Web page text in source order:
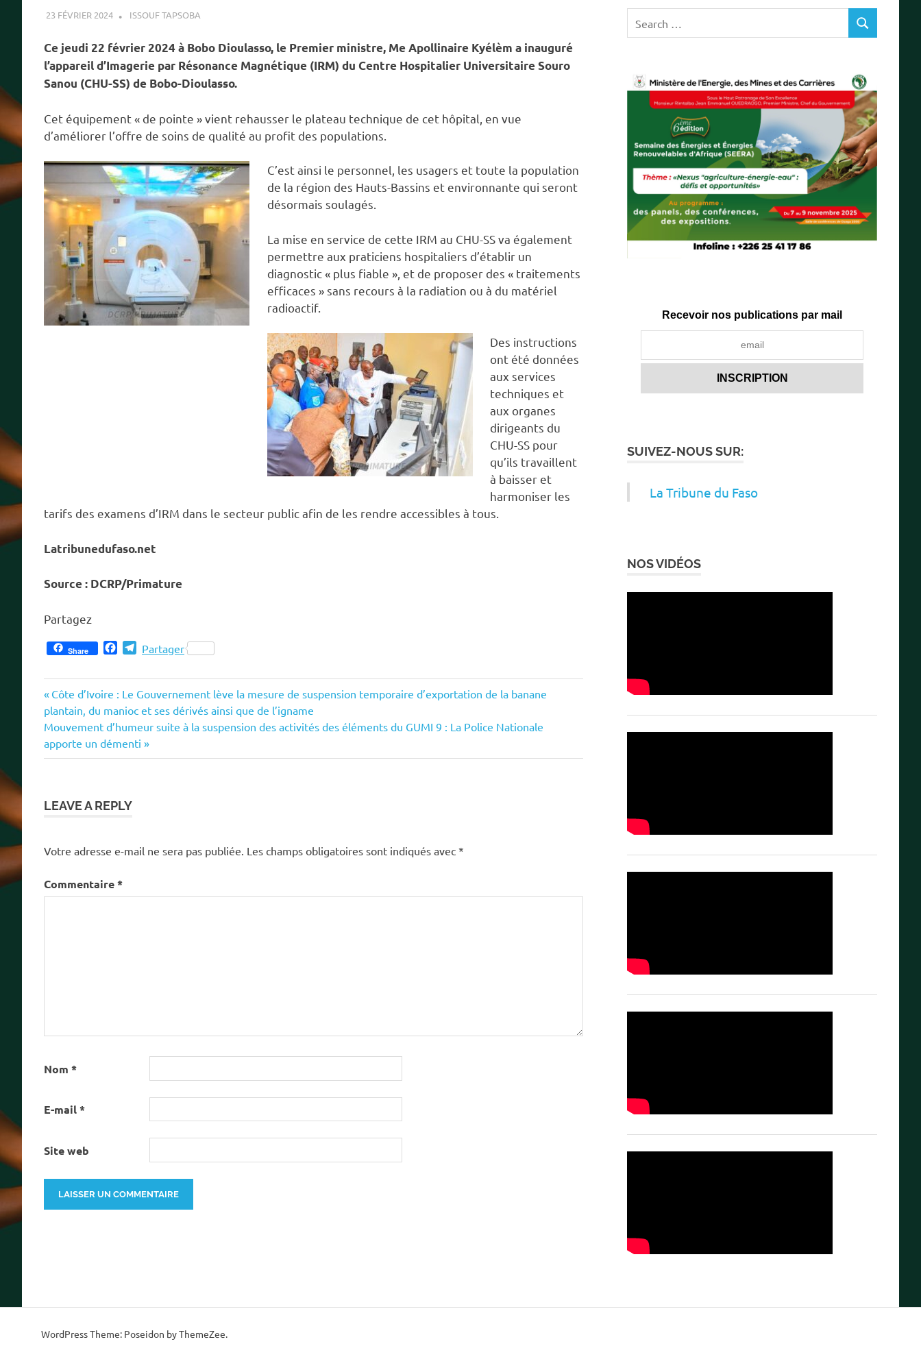
23 FÉVRIER 2024 ISSOUF TAPSOBA
Ce jeudi 22 février 2024 à Bobo Dioulasso, le Premier ministre, Me Apollinaire Kyélèm a inauguré
l’appareil d’Imagerie par Résonance Magnétique (IRM) du Centre Hospitalier Universitaire Souro
Sanou (CHU-SS) de Bobo-Dioulasso.
Cet équipement « de pointe » vient rehausser le plateau technique de cet hôpital, en vue
d’améliorer l’offre de soins de qualité au profit des populations.
C’est ainsi le personnel, les usagers et toute la population
de la région des Hauts-Bassins et environnante qui seront
désormais soulagés.
La mise en service de cette IRM au CHU-SS va également
permettre aux praticiens hospitaliers d’établir un
diagnostic « plus fiable », et de proposer des « traitements
efficaces » sans recours à la radiation ou à du matériel
radioactif.
Des instructions
ont été données
aux services
techniques et
aux organes
dirigeants du
CHU-SS pour
qu’ils travaillent
à baisser et
harmoniser les
tarifs des examens d’IRM dans le secteur public afin de les rendre accessibles à tous.
Latribunedufaso.net
Source : DCRP/Primature
Partagez
Share FacebookTelegram
Partager
Navigation
de
l’article
Previous
Post:
Côte d’Ivoire : Le Gouvernement lève la mesure de suspension temporaire d’exportation de la banane
plantain, du manioc et ses dérivés ainsi que de l’igname
Next
Post:
Mouvement d’humeur suite à la suspension des activités des éléments du GUMI 9 : La Police Nationale
apporte un démenti
LEAVE A REPLY
Votre adresse e-mail ne sera pas publiée. Les champs obligatoires sont indiqués avec *
Commentaire*
Nom *
E-mail*
Site web
for:
SEARCH
Recevoir nos publications par mail
SUIVEZ-NOUS SUR:
La Tribune du Faso
NOS VIDÉOS
WordPress Theme: Poseidon by ThemeZee.